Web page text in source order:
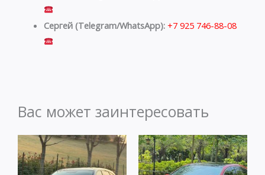
Сергей (Telegram/WhatsApp): +7 925 746-88-08
Вас может заинтересовать